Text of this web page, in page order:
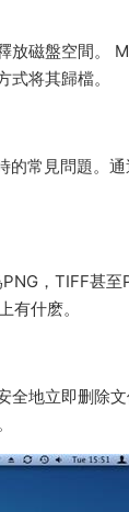
放磁盤空間。
将其歸檔。
的常見問題。
，TIFF甚
什麽。
全地立即删除